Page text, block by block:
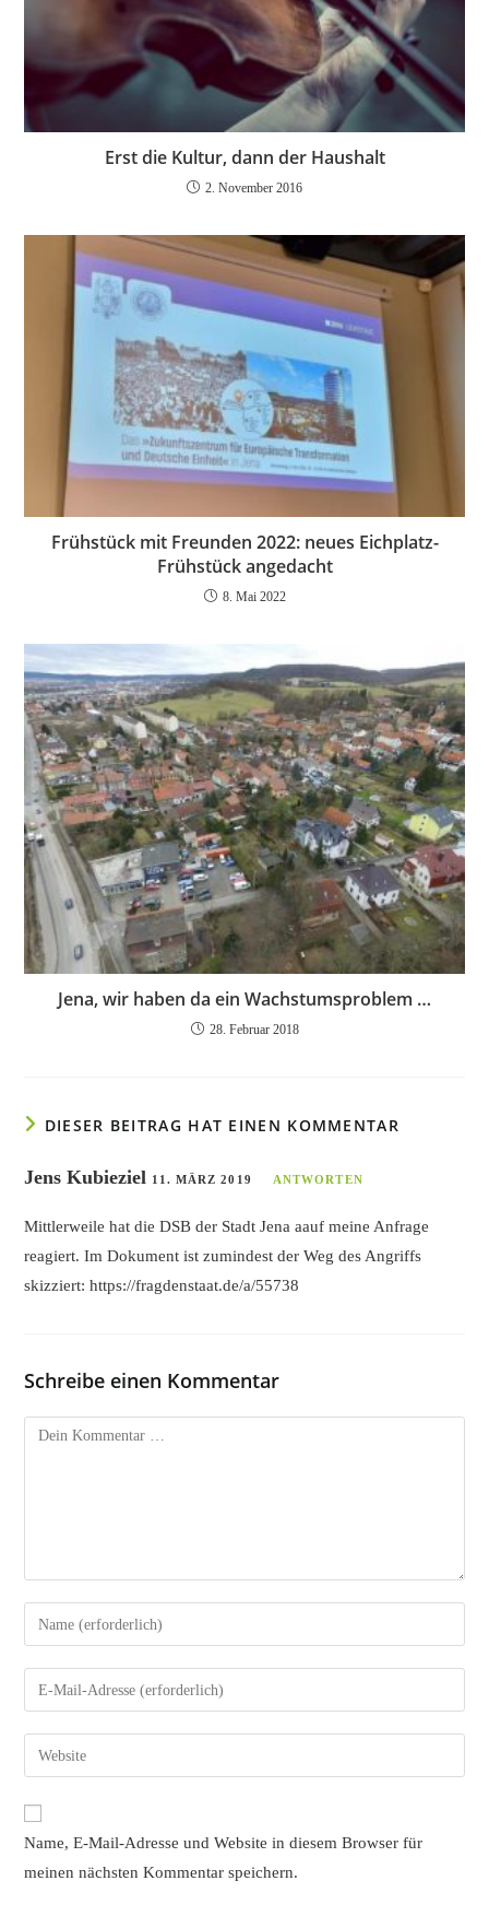
Erst die Kultur, dann der Haushalt
2. November 2016
Frühstück mit Freunden 2022: neues Eichplatz-
Frühstück angedacht
8. Mai 2022
Jena, wir haben da ein Wachstumsproblem …
28. Februar 2018
DIESER BEITRAG HAT EINEN KOMMENTAR
Jens Kubieziel 11. MÄRZ 2019 ANTWORTEN
Mittlerweile hat die DSB der Stadt Jena aauf meine Anfrage
reagiert. Im Dokument ist zumindest der Weg des Angriffs
skizziert:https://fragdenstaat.de/a/55738
Schreibe einen Kommentar
Kommentar
Gib
deinen
Namen
oder
zum
Kommentieren
ein
Gib
deine
E-
Mail-
zum
Kommentieren
ein
Gib
deine
Website-
(optional)
Name, E-Mail-Adresse und Website in diesem Browser für
meinen nächsten Kommentar speichern.